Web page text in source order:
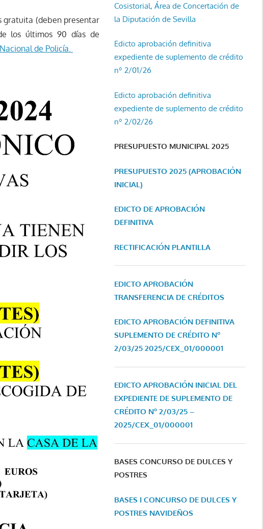
gratuita (deben presentar
los últimos 90 días de
de Policía.
Cosistorial, Área de Concertación de
la Diputación de Sevilla
Edicto aprobación definitiva
expediente de suplemento de crédito
nº 2/01/26
Edicto aprobación definitiva
expediente de suplemento de crédito
nº 2/02/26
PRESUPUESTO MUNICIPAL 2025
PRESUPUESTO 2025 (APROBACIÓN
INICIAL)
EDICTO DE APROBACIÓN
DEFINITIVA
RECTIFICACIÓN PLANTILLA
EDICTO APROBACIÓN
TRANSFERENCIA DE CRÉDITOS
EDICTO APROBACIÓN DEFINITIVA
SUPLEMENTO DE CRÉDITO Nº
2/03/25 2025/CEX_01/000001
EDICTO APROBACIÓN INICIAL DEL
EXPEDIENTE DE SUPLEMENTO DE
CRÉDITO Nº 2/03/25 –
2025/CEX_01/000001
BASES CONCURSO DE DULCES Y
POSTRES
BASES I CONCURSO DE DULCES Y
POSTRES NAVIDEÑOS